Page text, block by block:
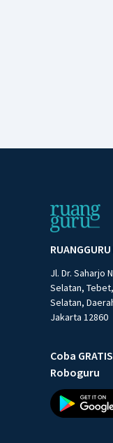
Jl. Dr. Saharjo
Selatan,
Selatan,
Jakarta 12860
Coba
Roboguru